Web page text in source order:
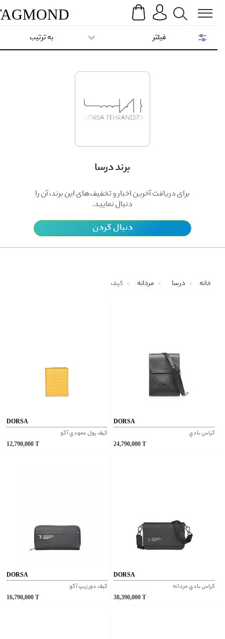
Search
TAGMOND
برند درسا
برای دریافت آخرین اخبار و تخفیف‌های این برند، آن را
دنبال نمایید.
دنبال کردن
به ترتیب
خانه درسا مردانه کیف
DORSA
کيف پول عمودي آکو
12,790,000
DORSA
کراس بادي
24,790,000
DORSA
کيف دور زيپ آکو
16,790,000
DORSA
کراس بادي مردانه
38,390,000
فیلتر